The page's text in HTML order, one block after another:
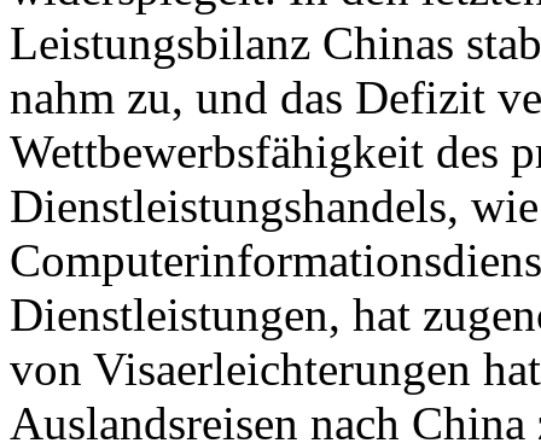
Leistungsbilanz Chinas
nahm zu, und das Defizit
Wettbewerbsfähigkeit des
Dienstleistungshandels,
Dienstleistungen, hat
von Visaerleichterungen
Auslandsreisen nach